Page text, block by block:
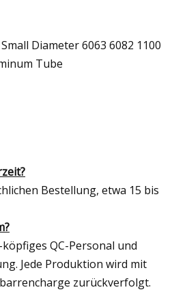
Bestellung, etwa 15 bis
QC-Personal und
Jede Produktion wird mit
zurückverfolgt.